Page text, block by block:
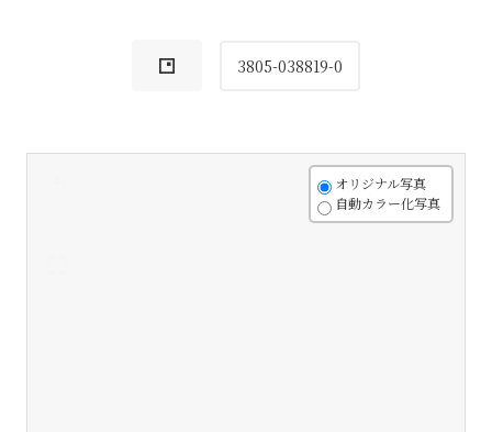
3805-038819-0
オリジナル写真
自動カラー化写真